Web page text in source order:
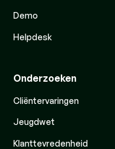
Demo
Helpdesk
Onderzoeken
Cliëntervaringen
Jeugdwet
Klanttevredenheid